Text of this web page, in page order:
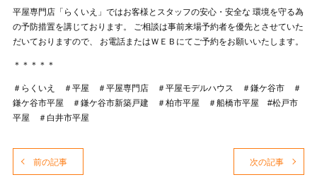
平屋専門店「らくいえ」ではお客様とスタッフの安心・安全な 環境を守る為
の予防措置を講じております。 ご相談は事前来場予約者を優先とさせていた
だいておりますので、 お電話またはＷＥＢにてご予約をお願いいたします。
＊＊＊＊＊
＃らくいえ ＃平屋 ＃平屋専門店 ＃平屋モデルハウス ＃鎌ケ谷市 ＃
鎌ケ谷市平屋 ＃鎌ケ谷市新築戸建 ＃柏市平屋 ＃船橋市平屋 #松戸市
平屋 ＃白井市平屋
前の記事 次の記事